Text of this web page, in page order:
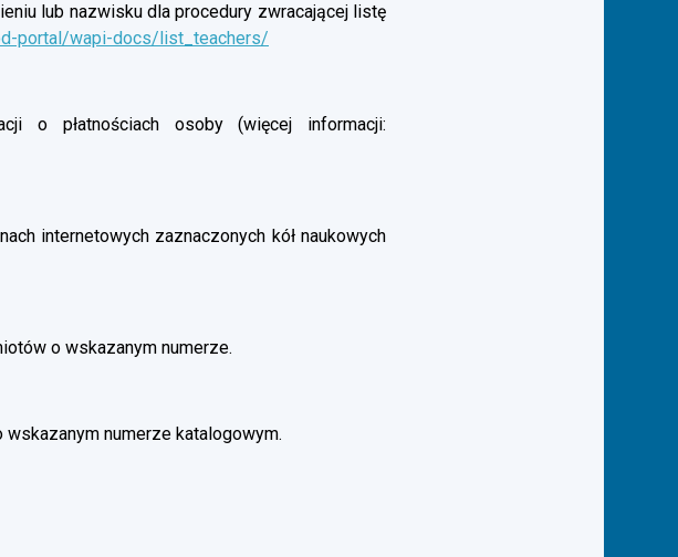
lub nazwisku dla procedury zwracającej listę
portal/wapi-docs/list_teachers/
o płatnościach osoby (więcej informacji:
internetowych zaznaczonych kół naukowych
o wskazanym numerze.
numerze katalogowym.